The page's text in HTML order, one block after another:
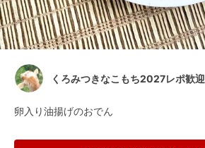
くろみつきなこもち2027レポ歓迎
卵入り油揚げのおでん